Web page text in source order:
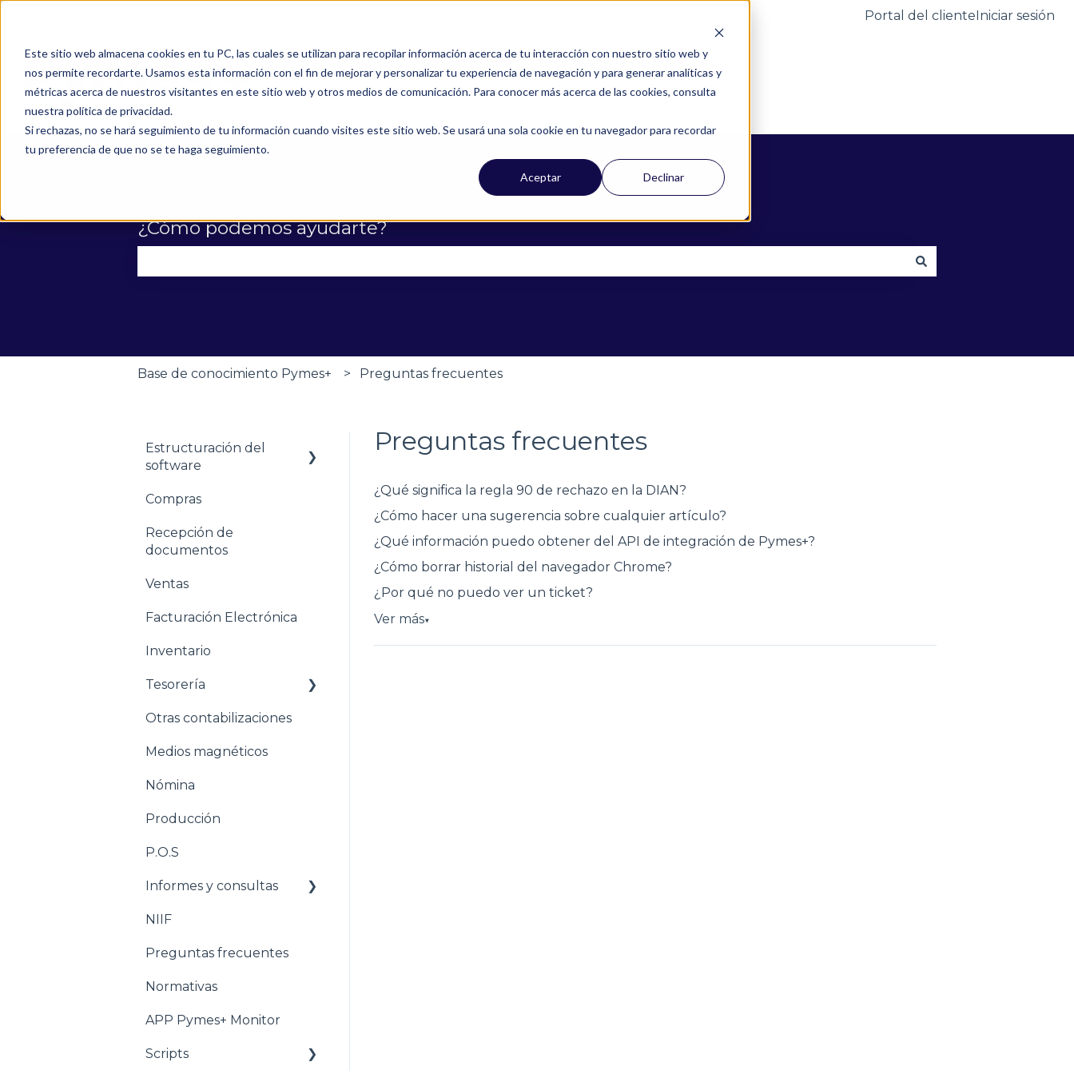
Este sitio web almacena cookies en tu PC, las cuales se utilizan para recopilar información acerca de tu interacción con nuestro sitio web y
nos permite recordarte. Usamos esta información con el fin de mejorar y personalizar tu experiencia de navegación y para generar analíticas y
métricas acerca de nuestros visitantes en este sitio web y otros medios de comunicación. Para conocer más acerca de las cookies, consulta
nuestra política de privacidad.
Si rechazas, no se hará seguimiento de tu información cuando visites este sitio web. Se usará una sola cookie en tu navegador para recordar
tu preferencia de que no se te haga seguimiento.
Aceptar Declinar
Portal del clienteIniciar sesión
¿Cómo podemos ayudarte?
Base de conocimiento Pymes+ Preguntas frecuentes
Preguntas frecuentes
¿Qué significa la regla 90 de rechazo en la DIAN?
¿Cómo hacer una sugerencia sobre cualquier artículo?
¿Qué información puedo obtener del API de integración de Pymes+?
¿Cómo borrar historial del navegador Chrome?
¿Por qué no puedo ver un ticket?
Ver más▼
Estructuración del
software
Pasos para configurar
Estructuración General
Estructuración
Compras
Estructuración Ventas
Estructuración
Tesorería
Pasos para configurar la
Producción
Estructuración
POS
Estructuración POS
Compras
Recepción de
documentos
Ventas
Facturación Electrónica
Inventario
Tesorería
Conciliacion bancaria
Otras contabilizaciones
Medios magnéticos
Nómina
Producción
P.O.S
Informes y consultas
Nomina
NIIF
Preguntas frecuentes
Normativas
APP Pymes+ Monitor
Scripts